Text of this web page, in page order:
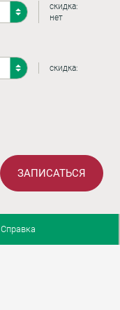
скидка:
нет
скидка:
ЗАПИСАТЬСЯ
Справка